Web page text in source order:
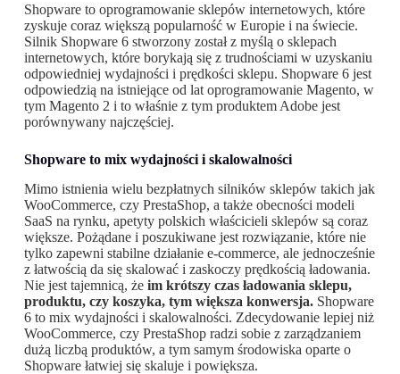
Shopware to oprogramowanie sklepów internetowych, które
zyskuje coraz większą popularność w Europie i na świecie.
Silnik Shopware 6 stworzony został z myślą o sklepach
internetowych, które borykają się z trudnościami w uzyskaniu
odpowiedniej wydajności i prędkości sklepu. Shopware 6 jest
odpowiedzią na istniejące od lat oprogramowanie Magento, w
tym Magento 2 i to właśnie z tym produktem Adobe jest
porównywany najczęściej.
Shopware to mix wydajności i skalowalności
Mimo istnienia wielu bezpłatnych silników sklepów takich jak
WooCommerce, czy PrestaShop, a także obecności modeli
SaaS na rynku, apetyty polskich właścicieli sklepów są coraz
większe. Pożądane i poszukiwane jest rozwiązanie, które nie
tylko zapewni stabilne działanie e-commerce, ale jednocześnie
z łatwością da się skalować i zaskoczy prędkością ładowania.
Nie jest tajemnicą, że im krótszy czas ładowania sklepu,
produktu, czy koszyka, tym większa konwersja.Shopware
6 to mix wydajności i skalowalności. Zdecydowanie lepiej niż
WooCommerce, czy PrestaShop radzi sobie z zarządzaniem
dużą liczbą produktów, a tym samym środowiska oparte o
Shopware łatwiej się skaluje i powiększa.